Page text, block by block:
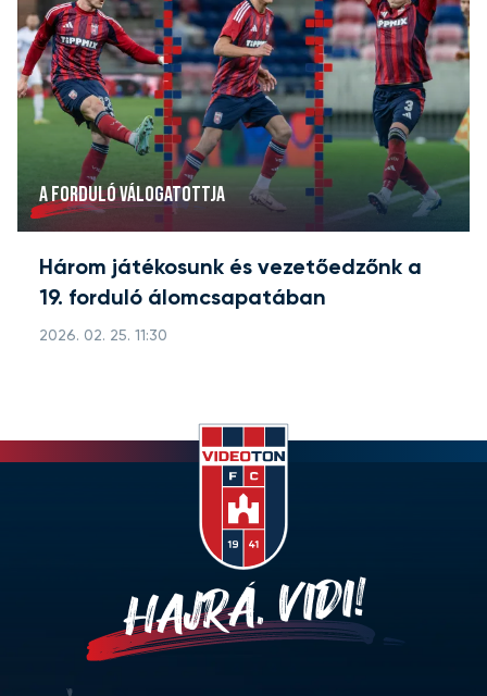
A FORDULÓ VÁLOGATOTTJA
Három játékosunk és vezetőedzőnk a
19. forduló álomcsapatában
2026. 02. 25. 11:30
HAJRÁ, VIDI!